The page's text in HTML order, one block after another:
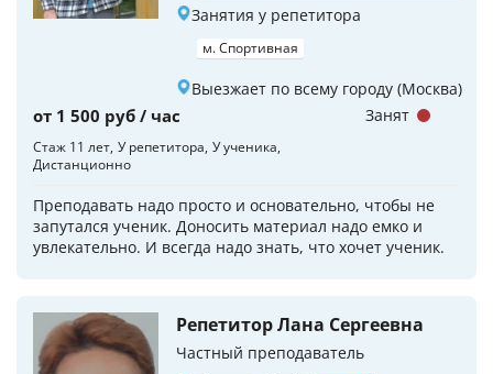
Занятия у репетитора
м. Спортивная
Выезжает по всему городу (Москва)
от 1 500 руб / час
Стаж 11 лет У репетитора У ученика
Дистанционно
Преподавать надо просто и основательно, чтобы не
запутался ученик. Доносить материал надо емко и
увлекательно. И всегда надо знать, что хочет ученик.
Занят
Репетитор Лана Сергеевна
Частный преподаватель